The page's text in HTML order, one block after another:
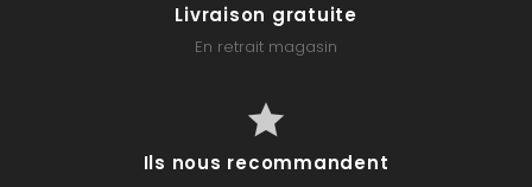
Livraison gratuite
En retrait magasin
Ils nous recommandent